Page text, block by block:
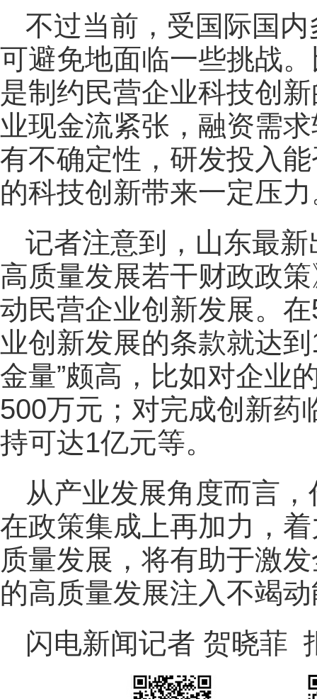
不过当前，受国际国
可避免地面临一些挑战
是制约民营企业科技创
业现金流紧张，融资需
有不确定性，研发投入
的科技创新带来一定压
记者注意到，山东最
高质量发展若干财政政
动民营企业创新发展。
业创新发展的条款就达
金量”颇高，比如对企业
500万元；对完成创新药
持可达1亿元等。
从产业发展角度而言
在政策集成上再加力，
质量发展，将有助于激
的高质量发展注入不竭
闪电新闻记者 贺晓菲